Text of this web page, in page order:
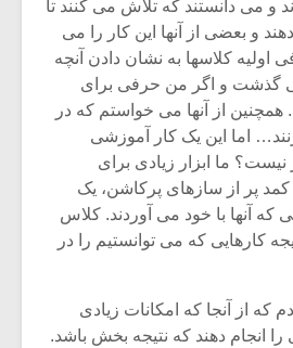
و می دانستند که تلاش می کنند تا
و بعضی از آنها این کار را می
اولیه کلاسها به نشان دادن آنچه
می گذشت و اگر من حرفی برای
از آنها می خواستم که در
اما این یک کار آموزشی
ما ابزار زیادی برای
پر از سازهای پرکاشن، یک
که آنها با خود می آوردند. کلاس
کارهایی که می توانستیم را در
که از آنجا که امکانات زیادی
را انجام دهند که نتیجه بخش باشد.
روژا
بر موسیقی
«متری
نیم»
برگزار